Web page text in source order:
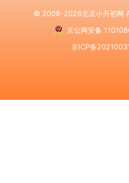
© 2008-2026北京小升初网
京公网安备
京ICP备